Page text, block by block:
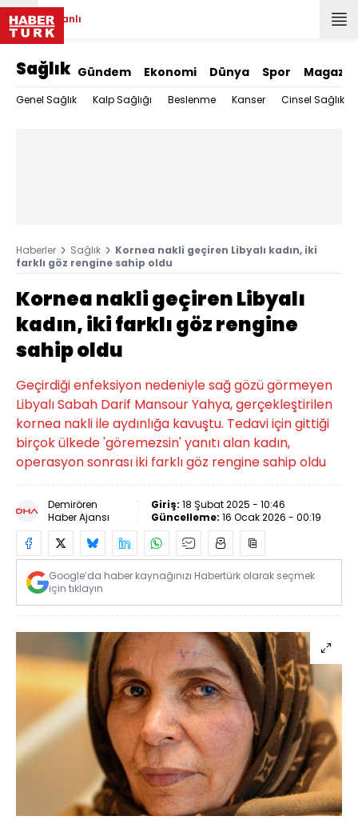
Canlı
Sağlık Gündem Ekonomi Dünya Spor Magazin
Genel Sağlık Kalp Sağlığı Beslenme Kanser Cinsel Sağlık
Haberler Sağlık
Kornea nakli geçiren Libyalı kadın, iki
farklı göz rengine sahip oldu
Kornea nakli geçiren Libyalı
kadın, iki farklı göz rengine
sahip oldu
Geçirdiği enfeksiyon nedeniyle sağ gözü görmeyen
Libyalı Sabah Darif Mansour Yahya, gerçekleştirilen
kornea nakli ile aydınlığa kavuştu. Tedavi için gittiği
birçok ülkede 'göremezsin' yanıtı alan kadın,
operasyon sonrası iki farklı göz rengine sahip oldu
Demirören
Haber Ajansı
Giriş: 18 Şubat 2025 - 10:46
Güncelleme: 16 Ocak 2026 - 00:19
Google’da haber kaynağınızı Habertürk olarak seçmek
için tıklayın